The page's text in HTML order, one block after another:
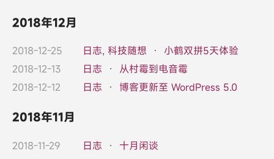
2018年12月
2018-12-25 日志, 科技随想 · 小鹤双拼5天体验
2018-12-13
日志 · 从村霉到电音霉
2018-12-12
日志 · 博客更新至 WordPress 5.0
2018年11月
2018-11-29 日志 · 十月闲谈